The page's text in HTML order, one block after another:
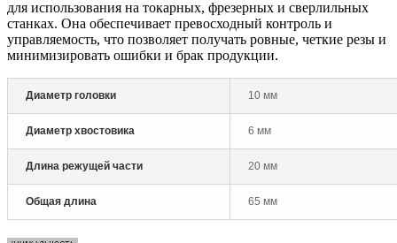
для использования на токарных, фрезерных и сверлильных
станках. Она обеспечивает превосходный контроль и
управляемость, что позволяет получать ровные, четкие резы и
минимизировать ошибки и брак продукции.
Диаметр головки 10 мм
Диаметр хвостовика 6 мм
Длина режущей части 20 мм
Общая длина 65 мм